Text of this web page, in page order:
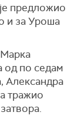
предложио
и за Уроша
од по седам
Александра
тражио